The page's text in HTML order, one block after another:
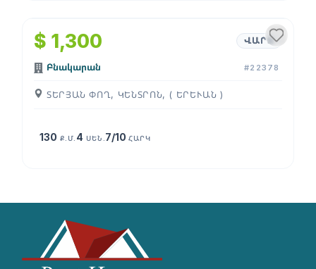
$ 1,300 ՎԱՐՁ
Բնակարան #22378
ՏԵՐՅԱՆ ՓՈՂ, ԿԵՆՏՐՈՆ, ( ԵՐԵՒԱՆ )
130 Ք.Մ. 4 ՍԵՆ. 7/10ՀԱՐԿ